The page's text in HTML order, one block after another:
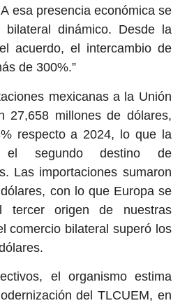
esa presencia económica se
dinámico. Desde la
acuerdo, el intercambio de
de 300%.”
mexicanas a la Unión
27,658 millones de dólares,
respecto a 2024, lo que la
el segundo destino de
Las importaciones sumaron
con lo que Europa se
tercer origen de nuestras
comercio bilateral superó los
el organismo estima
del TLCUEM, en